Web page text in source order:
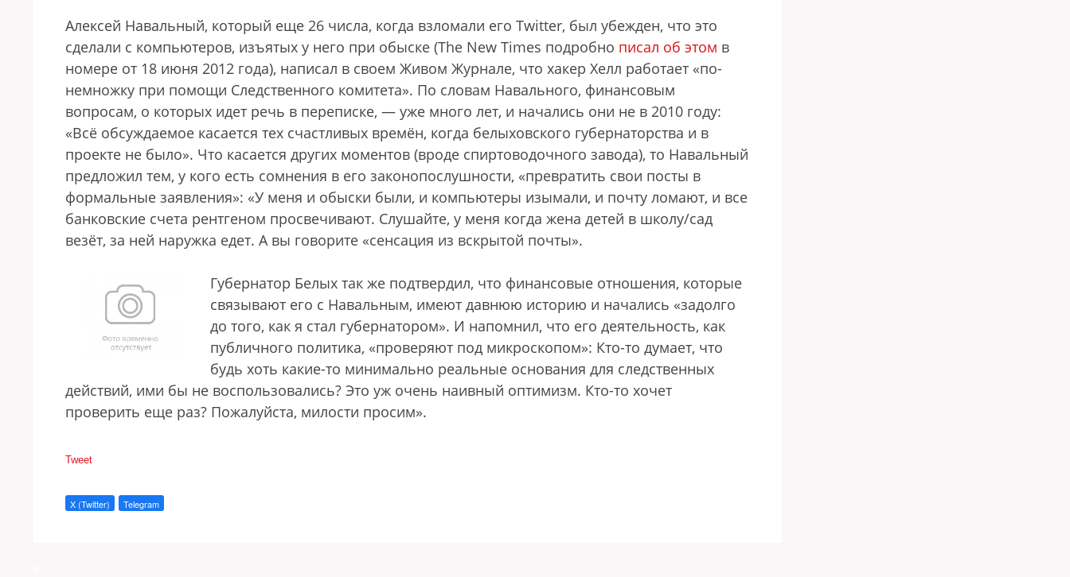
Алексей Навальный, который еще 26 числа, когда взломали его Twitter, был убежден, что это
сделали с компьютеров, изъятых у него при обыске (The New Times подробно писал об этом в
номере от 18 июня 2012 года), написал в своем Живом Журнале, что хакер Хелл работает «по-
немножку при помощи Следственного комитета». По словам Навального, финансовым
вопросам, о которых идет речь в переписке, — уже много лет, и начались они не в 2010 году:
«Всё обсуждаемое касается тех счастливых времён, когда белыховского губернаторства и в
проекте не было». Что касается других моментов (вроде спиртоводочного завода), то Навальный
предложил тем, у кого есть сомнения в его законопослушности, «превратить свои посты в
формальные заявления»: «У меня и обыски были, и компьютеры изымали, и почту ломают, и все
банковские счета рентгеном просвечивают. Слушайте, у меня когда жена детей в школу/сад
везёт, за ней наружка едет. А вы говорите «сенсация из вскрытой почты».
Губернатор Белых так же подтвердил, что финансовые отношения, которые
связывают его с Навальным, имеют давнюю историю и начались «задолго
до того, как я стал губернатором». И напомнил, что его деятельность, как
публичного политика, «проверяют под микроскопом»: Кто-то думает, что
будь хоть какие-то минимально реальные основания для следственных
действий, ими бы не воспользовались? Это уж очень наивный оптимизм. Кто-то хочет
проверить еще раз? Пожалуйста, милости просим».
Tweet
X (Twitter) Telegram